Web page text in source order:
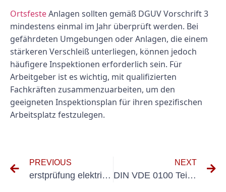
OrtsfesteAnlagen sollten gemäß DGUV Vorschrift 3
mindestens einmal im Jahr überprüft werden. Bei
gefährdeten Umgebungen oder Anlagen, die einem
stärkeren Verschleiß unterliegen, können jedoch
häufigere Inspektionen erforderlich sein. Für
Arbeitgeber ist es wichtig, mit qualifizierten
Fachkräften zusammenzuarbeiten, um den
geeigneten Inspektionsplan für ihren spezifischen
Arbeitsplatz festzulegen.
PREVIOUS
erstprüfung elektrischer anlagen prüfprotokoll
NEXT
DIN VDE 0100 Teil 600 Erstprüfung